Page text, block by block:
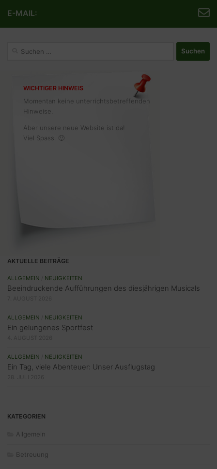
E-MAIL:
WICHTIGER HINWEIS
Momentan keine unterrichtsbetreffenden
Hinweise.
Aber unsere neue Website ist da!
Viel Spass. 🙂
AKTUELLE BEITRÄGE
ALLGEMEIN NEUIGKEITEN
Beeindruckende Aufführungen des diesjährigen Musicals
ALLGEMEIN NEUIGKEITEN
Ein gelungenes Sportfest
ALLGEMEIN NEUIGKEITEN
Ein Tag, viele Abenteuer: Unser Ausflugstag
KATEGORIEN
Allgemein
Betreuung